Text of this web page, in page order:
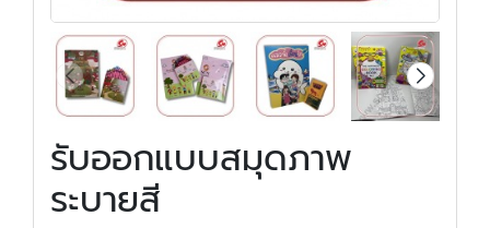
รับออกแบบสมุดภาพ
ระบายสี